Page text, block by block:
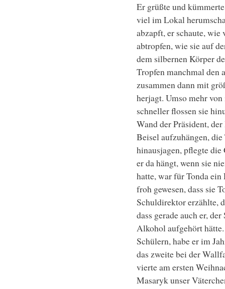
Er grüßte und
viel im Lokal
abzapft, er schaute, wie
abtropfen, wie sie auf
dem silbernen Körper
Tropfen manchmal den
zusammen dann mit
herjagt. Umso mehr
schneller flossen sie
Wand der Präsident,
Beisel aufzuhängen,
hinausjagen, pflegte die
er da hängt, wenn sie
hatte, war für Tonda
froh gewesen, dass sie
Schuldirektor erzählte,
dass gerade auch er,
Alkohol aufgehört
Schülern, habe er im
das zweite bei der
vierte am ersten
Masaryk unser